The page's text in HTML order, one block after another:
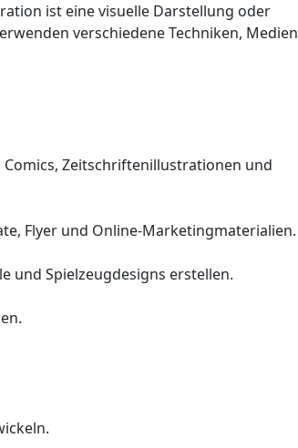
ist eine visuelle Darstellung oder
verschiedene Techniken, Medien
Zeitschriftenillustrationen und
Flyer und Online-Marketingmaterialien.
und Spielzeugdesigns erstellen.